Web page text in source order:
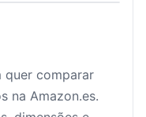
quer comparar
na Amazon.es.